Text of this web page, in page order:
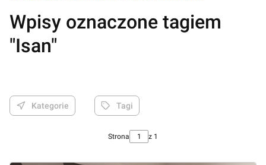
Wpisy oznaczone tagiem
"Isan"
Kategorie Tagi
Strona z 1